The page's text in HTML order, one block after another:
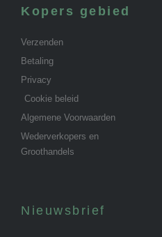
Kopers gebied
Verzenden
Betaling
Privacy
Cookie beleid
Algemene Voorwaarden
Wederverkopers en
Groothandels
Nieuwsbrief